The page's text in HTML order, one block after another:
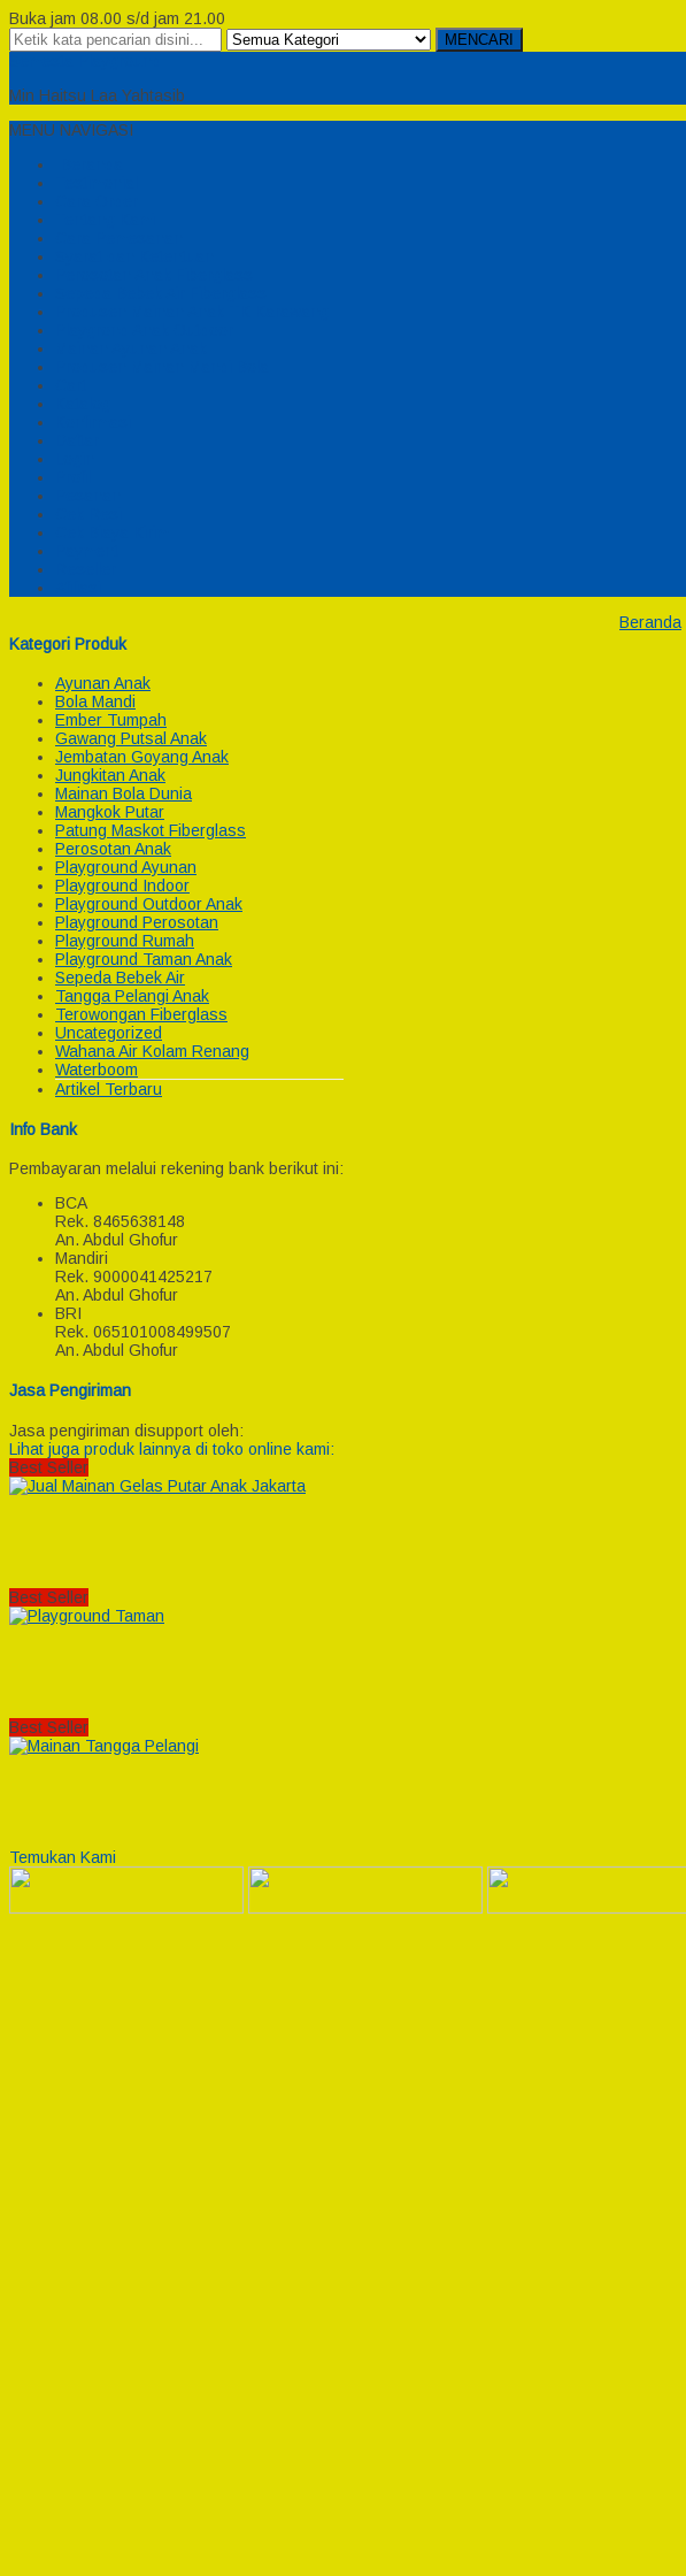
Buka jam 08.00 s/d jam 21.00
MENCARI
Min Haitsu Laa Yahtasib
MENU NAVIGASI
Kategori Produk
Ayunan Anak
Bola Mandi
Ember Tumpah
Gawang Putsal Anak
Jembatan Goyang Anak
Jungkitan Anak
Mainan Bola Dunia
Mangkok Putar
Patung Maskot Fiberglass
Perosotan Anak
Playground Ayunan
Playground Indoor
Playground Outdoor Anak
Playground Perosotan
Playground Rumah
Playground Taman Anak
Sepeda Bebek Air
Tangga Pelangi Anak
Terowongan Fiberglass
Uncategorized
Wahana Air Kolam Renang
Waterboom
Artikel Terbaru
Info Bank
Pembayaran melalui rekening bank berikut ini:
BCA
Rek. 8465638148
An. Abdul Ghofur
Mandiri
Rek. 9000041425217
An. Abdul Ghofur
BRI
Rek. 065101008499507
An. Abdul Ghofur
Jasa Pengiriman
Jasa pengiriman disupport oleh:
Beranda
Lihat juga produk lainnya di toko online kami:
Best Seller
Best Seller
Best Seller
Temukan Kami